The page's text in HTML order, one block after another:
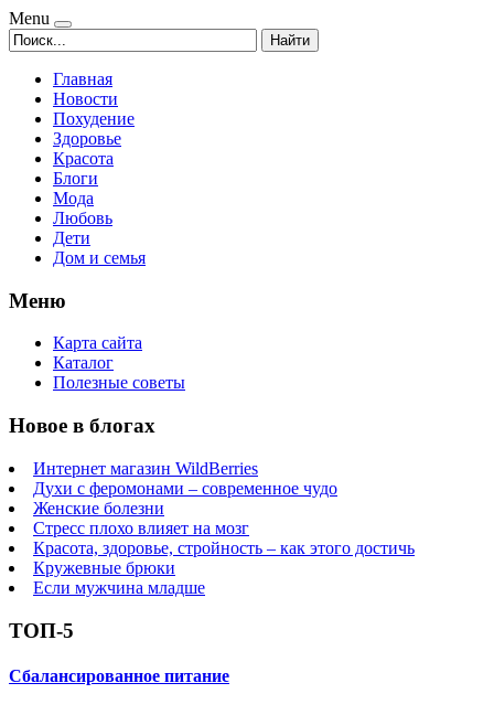
Menu
Найти
Главная
Новости
Похудение
Здоровье
Красота
Блоги
Мода
Любовь
Дети
Дом и семья
Меню
Карта сайта
Каталог
Полезные советы
Новое в блогах
Интернет магазин WildBerries
Духи с феромонами – современное чудо
Женские болезни
Стресс плохо влияет на мозг
Красота, здоровье, стройность – как этого достичь
Кружевные брюки
Если мужчина младше
ТОП-5
Сбалансированное питание